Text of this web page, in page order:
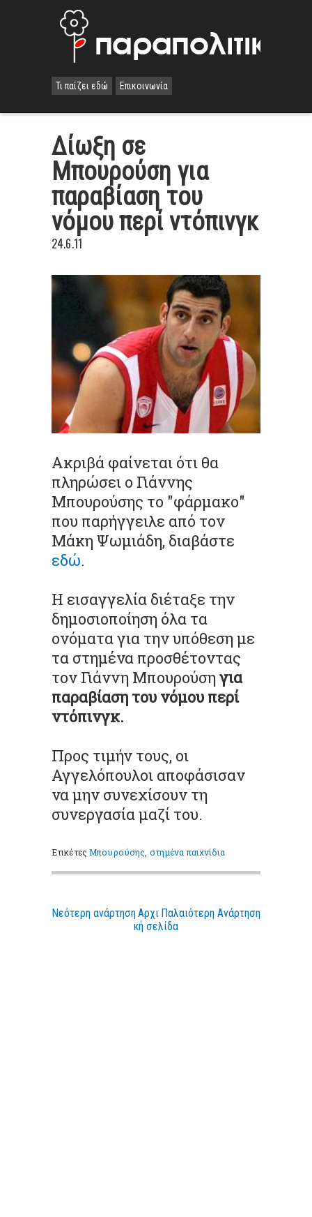
Τι παίζει εδώ Επικοινωνία
Δίωξη σε
Μπουρούση για
παραβίαση του
νόμου περί ντόπινγκ
24.6.11
Ακριβά φαίνεται ότι θα
πληρώσει ο Γιάννης
Μπουρούσης το "φάρμακο"
που παρήγγειλε από τον
Μάκη Ψωμιάδη, διαβάστε
εδώ.
Η εισαγγελία διέταξε την
δημοσιοποίηση όλα τα
ονόματα για την υπόθεση με
τα στημένα προσθέτοντας
τον Γιάννη Μπουρούση για
παραβίαση του νόμου περί
ντόπινγκ.
Προς τιμήν τους, οι
Αγγελόπουλοι αποφάσισαν
να μην συνεχίσουν τη
συνεργασία μαζί του.
ΕτικέτεςΜπουρούσης στημένα παιχνίδια
Νεότερη ανάρτηση Παλαιότερη Ανάρτηση
Αρχι
κή σελίδα